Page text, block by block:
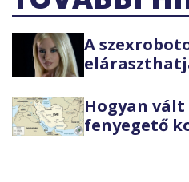
A
Hogyan
fenyegető